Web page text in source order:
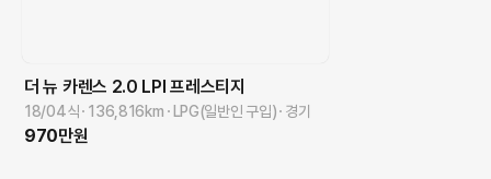
더 뉴 카렌스 2.0 LPI 프레스티지
18/04식 136,816km LPG(일반인 구입) 경기
970만원